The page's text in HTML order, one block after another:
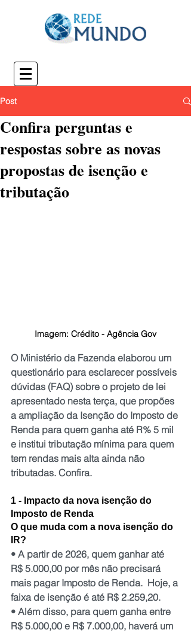
Post
Confira perguntas e
respostas sobre as novas
propostas de isenção e
tributação
Imagem: Crédito - Agência Gov
O Ministério da Fazenda elaborou um
questionário para esclarecer possíveis
dúvidas (FAQ) sobre o projeto de lei
apresentado nesta terça, que propões
a ampliação da Isenção do Imposto de
Renda para quem ganha até R% 5 mil
e institui tributação mínima para quem
tem rendas mais alta ainda não
tributadas. Confira.
1 - Impacto da nova isenção do
Imposto de Renda
O que muda com a nova isenção do
IR?
• A partir de 2026, quem ganhar até
R$ 5.000,00 por mês não precisará
mais pagar Imposto de Renda.  Hoje, a
faixa de isenção é até R$ 2.259,20.
• Além disso, para quem ganha entre
R$ 5.000,00 e R$ 7.000,00, haverá um